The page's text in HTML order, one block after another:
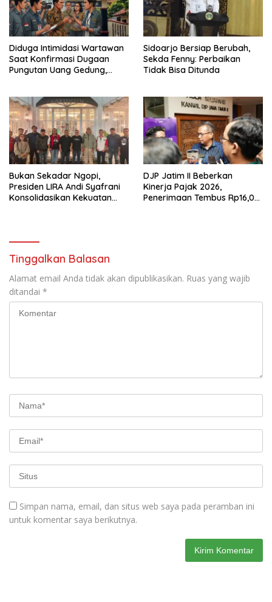
Diduga Intimidasi Wartawan
Saat Konfirmasi Dugaan
Pungutan Uang Gedung,
Buka suara
Sidoarjo Bersiap Berubah,
Sekda Fenny: Perbaikan
Tidak Bisa Ditunda
Bukan Sekadar Ngopi,
Presiden LIRA Andi Syafrani
Konsolidasikan Kekuatan
DJP Jatim II Beberkan
Kinerja Pajak 2026,
Penerimaan Tembus Rp16,08
Tinggalkan Balasan
Alamat email Anda tidak akan dipublikasikan. Ruas yang wajib
ditandai *
Simpan nama, email, dan situs web saya pada peramban ini
untuk komentar saya berikutnya.